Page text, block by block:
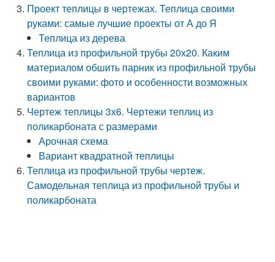
Проект теплицы в чертежах. Теплица своими
руками: самые лучшие проекты от А до Я
Теплица из дерева
Теплица из профильной трубы 20х20. Каким
материалом обшить парник из профильной трубы
своими руками: фото и особенности возможных
вариантов
Чертеж теплицы 3х6. Чертежи теплиц из
поликарбоната с размерами
Арочная схема
Вариант квадратной теплицы
Теплица из профильной трубы чертеж.
Самодельная теплица из профильной трубы и
поликарбоната